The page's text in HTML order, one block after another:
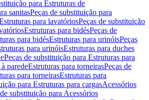
para Estruturas de
sanitasPeças de substituição para
para lavatóriosPeças de substituição
Estruturas para bidésPeças de
para bidésEstruturas para urinóisPeças
para urinóisEstruturas para duches
Peças de substituição para Estruturas para
paredeEstruturas para torneirasPeças de
para torneirasEstruturas para
para Estruturas para cargasAcessórios
substituição para Acessórios